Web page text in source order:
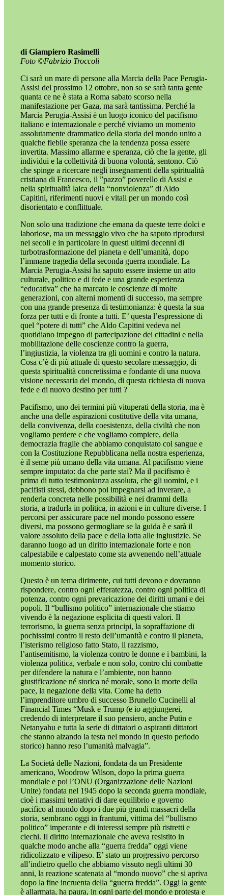
di Giampiero Rasimelli
Foto ©️Fabrizio Troccoli
Ci sarà un mare di persone alla Marcia della Pace Perugia-
Assisi del prossimo 12 ottobre, non so se sarà tanta gente
quanta ce ne è stata a Roma sabato scorso nella
manifestazione per Gaza, ma sarà tantissima. Perché la
Marcia Perugia-Assisi è un luogo iconico del pacifismo
italiano e internazionale e perché viviamo un momento
assolutamente drammatico della storia del mondo unito a
qualche flebile speranza che la tendenza possa essere
invertita. Massimo allarme e speranza, ciò che la gente, gli
individui e la collettività di buona volontà, sentono. Ciò
che spinge a ricercare negli insegnamenti della spiritualità
cristiana di Francesco, il ”pazzo” poverello di Assisi e
nella spiritualità laica della “nonviolenza” di Aldo
Capitini, riferimenti nuovi e vitali per un mondo così
disorientato e conflittuale.
Non solo una tradizione che emana da queste terre dolci e
laboriose, ma un messaggio vivo che ha saputo riprodursi
nei secoli e in particolare in questi ultimi decenni di
turbotrasformazione del pianeta e dell’umanità, dopo
l’immane tragedia della seconda guerra mondiale. La
Marcia Perugia-Assisi ha saputo essere insieme un atto
culturale, politico e di fede e una grande esperienza
“educativa” che ha marcato le coscienze di molte
generazioni, con alterni momenti di successo, ma sempre
con una grande presenza di testimonianza: è questa la sua
forza per tutti e di fronte a tutti. E’ questa l’espressione di
quel “potere di tutti” che Aldo Capitini vedeva nel
quotidiano impegno di partecipazione dei cittadini e nella
mobilitazione delle coscienze contro la guerra,
l’ingiustizia, la violenza tra gli uomini e contro la natura.
Cosa c’è di più attuale di questo secolare messaggio, di
questa spiritualità concretissima e fondante di una nuova
visione necessaria del mondo, di questa richiesta di nuova
fede e di nuovo destino per tutti ?
Pacifismo, uno dei termini più vituperati della storia, ma è
anche una delle aspirazioni costitutive della vita umana,
della convivenza, della coesistenza, della civiltà che non
vogliamo perdere e che vogliamo compiere, della
democrazia fragile che abbiamo conquistato col sangue e
con la Costituzione Repubblicana nella nostra esperienza,
è il seme più umano della vita umana. Al pacifismo viene
sempre imputato: da che parte stai? Ma il pacifismo è
prima di tutto testimonianza assoluta, che gli uomini, e i
pacifisti stessi, debbono poi impegnarsi ad inverare, a
renderla concreta nelle possibilità e nei drammi della
storia, a tradurla in politica, in azioni e in culture diverse. I
percorsi per assicurare pace nel mondo possono essere
diversi, ma possono germogliare se la guida è e sarà il
valore assoluto della pace e della lotta alle ingiustizie. Se
daranno luogo ad un diritto internazionale forte e non
calpestabile e calpestato come sta avvenendo nell’attuale
momento storico.
Questo è un tema dirimente, cui tutti devono e dovranno
rispondere, contro ogni efferatezza, contro ogni politica di
potenza, contro ogni prevaricazione dei diritti umani e dei
popoli. Il “bullismo politico” internazionale che stiamo
vivendo è la negazione esplicita di questi valori. Il
terrorismo, la guerra senza principi, la sopraffazione di
pochissimi contro il resto dell’umanità e contro il pianeta,
l’isterismo religioso fatto Stato, il razzismo,
l’antisemitismo, la violenza contro le donne e i bambini, la
violenza politica, verbale e non solo, contro chi combatte
per difendere la natura e l’ambiente, non hanno
giustificazione né storica né morale, sono la morte della
pace, la negazione della vita. Come ha detto
l’imprenditore umbro di successo Brunello Cucinelli al
Financial Times “Musk e Trump (e io aggiungerei,
credendo di interpretare il suo pensiero, anche Putin e
Netanyahu e tutta la serie di dittatori o aspiranti dittatori
che stanno alzando la testa nel mondo in questo periodo
storico) hanno reso l’umanità malvagia”.
La Società delle Nazioni, fondata da un Presidente
americano, Woodrow Wilson, dopo la prima guerra
mondiale e poi l’ONU (Organizzazione delle Nazioni
Unite) fondata nel 1945 dopo la seconda guerra mondiale,
cioè i massimi tentativi di dare equilibrio e governo
pacifico al mondo dopo i due più grandi massacri della
storia, sembrano oggi in frantumi, vittima del “bullismo
politico” imperante e di interessi sempre più ristretti e
ciechi. Il diritto internazionale che aveva resistito in
qualche modo anche alla “guerra fredda” oggi viene
ridicolizzato e vilipeso. E’ stato un progressivo percorso
all’indietro quello che abbiamo vissuto negli ultimi 30
anni, la reazione scatenata al “mondo nuovo” che si apriva
dopo la fine incruenta della “guerra fredda”. Oggi la gente
è allarmata, ha paura, in ogni parte del mondo e protesta e